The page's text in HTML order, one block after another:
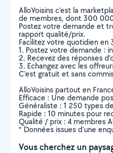
AlloVoisins c’est la
de membres, dont 300
Postez votre demande et
rapport qualité/prix.
Facilitez votre quotidien en
1. Postez votre demande :
2. Recevez des réponses
3. Echangez avec les
C’est gratuit et sans
AlloVoisins partout en
Efficace : Une demande
Généraliste : 1 250 types
Rapide : 10 minutes pour
Qualité / prix : 4 membres
* Données issues d’une
Vous cherchez un